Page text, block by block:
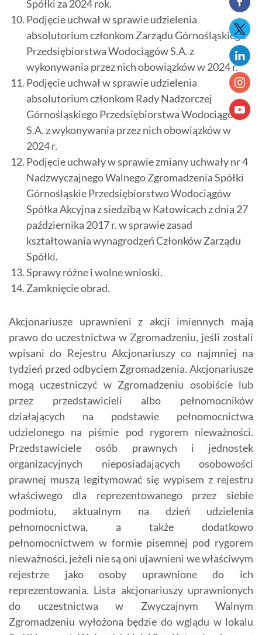
Spółki za 2024 rok.
Podjęcie uchwał w sprawie udzielenia
absolutorium członkom Zarządu Górnośląskiego
Przedsiębiorstwa Wodociągów S.A. z
wykonywania przez nich obowiązków w 2024 r.
Podjęcie uchwał w sprawie udzielenia
absolutorium członkom Rady Nadzorczej
Górnośląskiego Przedsiębiorstwa Wodociągów
S.A. z wykonywania przez nich obowiązków w
2024 r.
Podjęcie uchwały w sprawie zmiany uchwały nr 4
Nadzwyczajnego Walnego Zgromadzenia Spółki
Górnośląskie Przedsiębiorstwo Wodociągów
Spółka Akcyjna z siedzibą w Katowicach z dnia 27
października 2017 r. w sprawie zasad
kształtowania wynagrodzeń Członków Zarządu
Spółki.
Sprawy różne i wolne wnioski.
Zamknięcie obrad.
Akcjonariusze uprawnieni z akcji imiennych mają
prawo do uczestnictwa w Zgromadzeniu, jeśli zostali
wpisani do Rejestru Akcjonariuszy co najmniej na
tydzień przed odbyciem Zgromadzenia. Akcjonariusze
mogą uczestniczyć w Zgromadzeniu osobiście lub
przez przedstawicieli albo pełnomocników
działających na podstawie pełnomocnictwa
udzielonego na piśmie pod rygorem nieważności.
Przedstawiciele osób prawnych i jednostek
organizacyjnych nieposiadających osobowości
prawnej muszą legitymować się wypisem z rejestru
właściwego dla reprezentowanego przez siebie
podmiotu, aktualnym na dzień udzielenia
pełnomocnictwa, a także dodatkowo
pełnomocnictwem w formie pisemnej pod rygorem
nieważności, jeżeli nie są oni ujawnieni we właściwym
rejestrze jako osoby uprawnione do ich
reprezentowania. Lista akcjonariuszy uprawnionych
do uczestnictwa w Zwyczajnym Walnym
Zgromadzeniu wyłożona będzie do wglądu w lokalu